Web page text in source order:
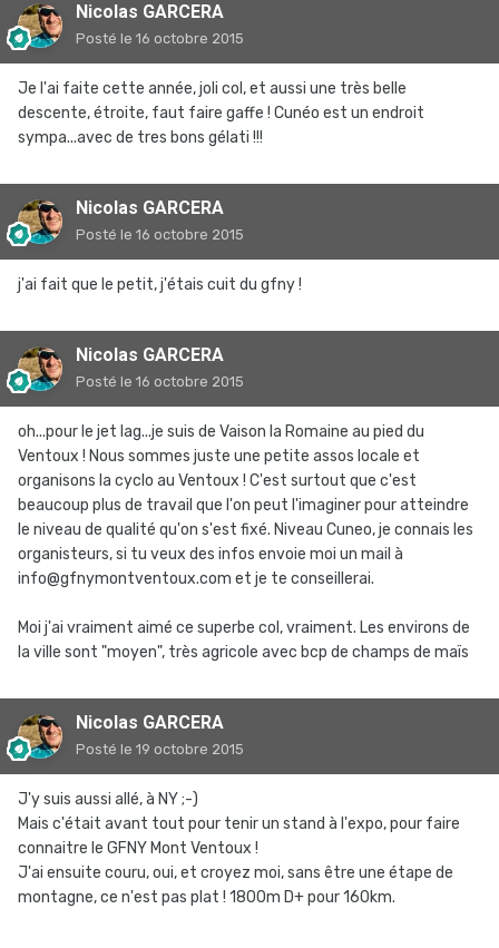
Nicolas GARCERA
Posté le 16 octobre 2015
Je l'ai faite cette année, joli col, et aussi une très belle
descente, étroite, faut faire gaffe ! Cunéo est un endroit
sympa...avec de tres bons gélati !!!
Nicolas GARCERA
Posté le 16 octobre 2015
j'ai fait que le petit, j'étais cuit du gfny !
Nicolas GARCERA
Posté le 16 octobre 2015
oh...pour le jet lag...je suis de Vaison la Romaine au pied du
Ventoux ! Nous sommes juste une petite assos locale et
organisons la cyclo au Ventoux ! C'est surtout que c'est
beaucoup plus de travail que l'on peut l'imaginer pour atteindre
le niveau de qualité qu'on s'est fixé. Niveau Cuneo, je connais les
organisteurs, si tu veux des infos envoie moi un mail à
info@gfnymontventoux.com et je te conseillerai.
Moi j'ai vraiment aimé ce superbe col, vraiment. Les environs de
la ville sont "moyen", très agricole avec bcp de champs de maïs
Nicolas GARCERA
Posté le 19 octobre 2015
J'y suis aussi allé, à NY ;-)
Mais c'était avant tout pour tenir un stand à l'expo, pour faire
connaitre le GFNY Mont Ventoux !
J'ai ensuite couru, oui, et croyez moi, sans être une étape de
montagne, ce n'est pas plat ! 1800m D+ pour 160km.